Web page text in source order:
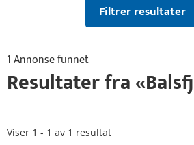
Filtrer resultater
1 Annonse funnet
Resultater fra «
Viser 1 - 1 av 1 resultat